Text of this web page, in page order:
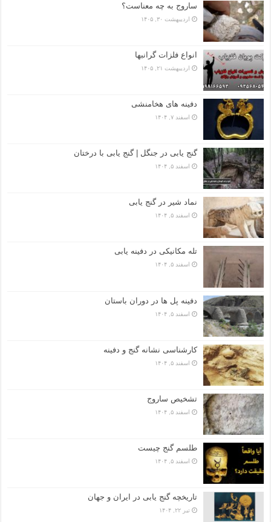
ساروج به چه معناست؟
اردیبهشت ۳۰, ۱۴۰۵
انواع فلزات گرانبها
اردیبهشت ۲۱, ۱۴۰۵
دفینه های هخامنشی
اسفند ۷, ۱۴۰۴
گنج یابی در جنگل | گنج یابی با درختان
اسفند ۵, ۱۴۰۴
نماد شیر در گنج یابی
اسفند ۵, ۱۴۰۴
تله مکانیکی در دفینه یابی
اسفند ۵, ۱۴۰۴
دفینه پل ها در دوران باستان
اسفند ۵, ۱۴۰۴
کارشناسی نشانه گنج و دفینه
اسفند ۵, ۱۴۰۴
تشخیص ساروج
اسفند ۵, ۱۴۰۴
طلسم گنج چیست
اسفند ۵, ۱۴۰۴
تاریخچه گنج‌ یابی در ایران و جهان
تیر ۲۲, ۱۴۰۴